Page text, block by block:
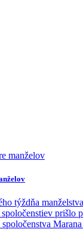
týždňa
prišlo